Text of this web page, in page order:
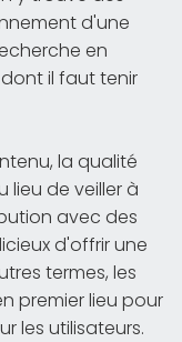
d'une
en
il faut tenir
la qualité
lieu de veiller à
avec des
d'offrir une
termes, les
premier lieu pour
les utilisateurs.